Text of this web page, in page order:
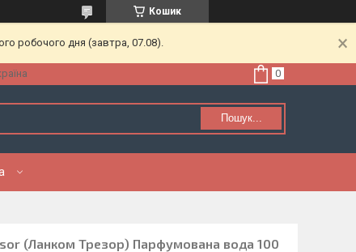
Кошик
робочого дня (завтра, 07.08).
Пошук...
(Ланком Трезор) Парфумована вода 100